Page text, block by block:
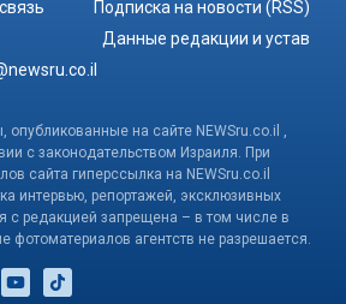
Подписка на новости (RSS)
Данные редакции и устав
на сайте NEWSru.co.il ,
с законодательством Израиля. При
сайта гиперссылка на NEWSru.co.il
интервью, репортажей, эксклюзивных
с редакцией запрещена – в том числе в
фотоматериалов агентств не разрешается.